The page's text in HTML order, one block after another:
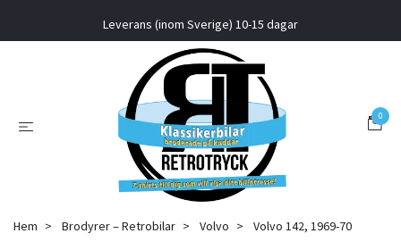
Leverans (inom Sverige) 10-15 dagar
0
Hem Brodyrer – Retrobilar Volvo Volvo 142, 1969-70